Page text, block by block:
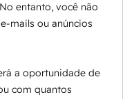
entanto, você não
mails ou anúncios
a oportunidade de
com quantos